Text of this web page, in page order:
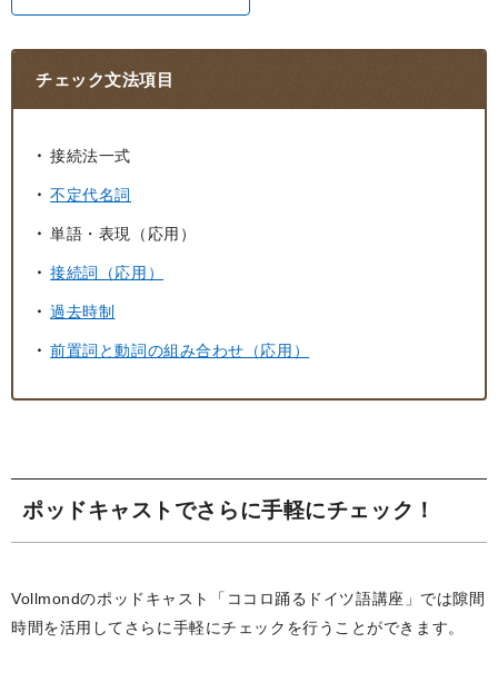
チェック文法項目
接続法一式
不定代名詞
単語・表現（応用）
接続詞（応用）
過去時制
前置詞と動詞の組み合わせ（応用）
ポッドキャストでさらに手軽にチェック！
Vollmondのポッドキャスト「ココロ踊るドイツ語講座」では隙間
時間を活用してさらに手軽にチェックを行うことができます。